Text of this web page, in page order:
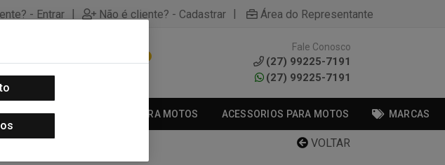
- Entrar | Não é cliente? - Cadastrar | Área do Representante
Fale Conosco
(27) 99225-7191
(27) 99225-7191
PARA MOTOS PECAS PARA MOTOS ACESSORIOS PARA MOTOS MARCAS
VOLTAR